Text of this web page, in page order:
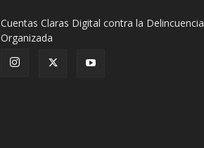
Cuentas Claras Digital contra la Delincuencia
Organizada